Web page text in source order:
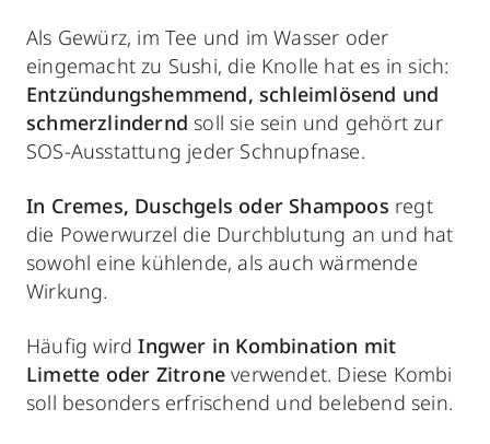
Als Gewürz, im Tee und im Wasser oder
eingemacht zu Sushi, die Knolle hat es in sich:
Entzündungshemmend, schleimlösend und
schmerzlindernd soll sie sein und gehört zur
SOS-Ausstattung jeder Schnupfnase.
In Cremes, Duschgels oder Shampoos regt
die Powerwurzel die Durchblutung an und hat
sowohl eine kühlende, als auch wärmende
Wirkung.
Häufig wirdIngwer in Kombination mit
Limette oder Zitrone verwendet. Diese Kombi
soll besonders erfrischend und belebend sein.